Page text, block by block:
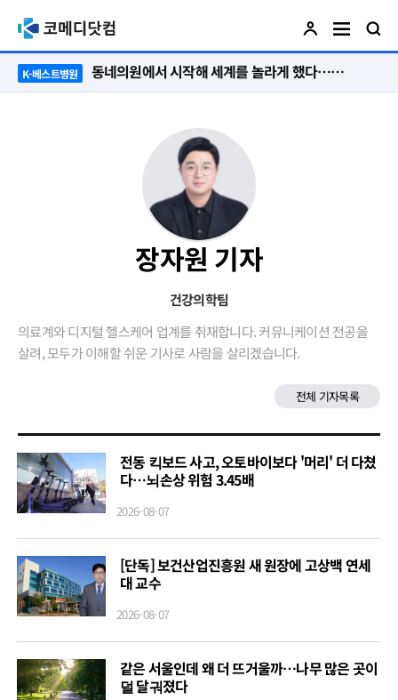
K-베스트병원 동네의원에서 시작해 세계를 놀라게 했다…관악구 50년 병원의 기적
장자원 기자
건강의학팀
의료계와 디지털 헬스케어 업계를 취재합니다. 커뮤니케이션 전공을
살려, 모두가 이해할 쉬운 기사로 사람을 살리겠습니다.
전체 기자목록
전동 킥보드 사고, 오토바이보다 '머리' 더 다쳤
다…뇌손상 위험 3.45배
2026-08-07
[단독] 보건산업진흥원 새 원장에 고상백 연세
대 교수
2026-08-07
같은 서울인데 왜 더 뜨거울까…나무 많은 곳이
덜 달궈졌다